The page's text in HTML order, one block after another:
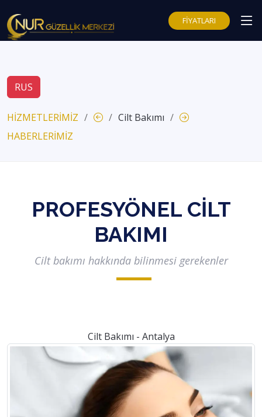
FİYATLARI
RUS
HİZMETLERİMİZ
Cilt Bakımı
HABERLERİMİZ
PROFESYÖNEL CILT
BAKIMI
Cilt bakımı hakkında bilinmesi gerekenler
Cilt Bakımı - Antalya